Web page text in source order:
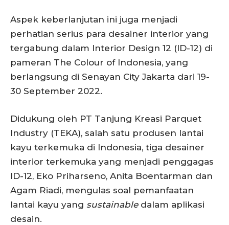
Aspek keberlanjutan ini juga menjadi
perhatian serius para desainer interior yang
tergabung dalam Interior Design 12 (ID-12) di
pameran The Colour of Indonesia, yang
berlangsung di Senayan City Jakarta dari 19-
30 September 2022.
Didukung oleh PT Tanjung Kreasi Parquet
Industry (TEKA), salah satu produsen lantai
kayu terkemuka di Indonesia, tiga desainer
interior terkemuka yang menjadi penggagas
ID-12, Eko Priharseno, Anita Boentarman dan
Agam Riadi, mengulas soal pemanfaatan
lantai kayu yang sustainabledalam aplikasi
desain.